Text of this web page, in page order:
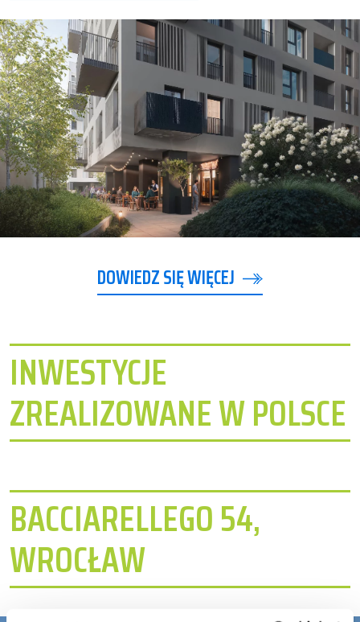
DOWIEDZ SIĘ WIĘCEJ
INWESTYCJE
ZREALIZOWANE W POLSCE
BACCIARELLEGO 54,
WROCŁAW